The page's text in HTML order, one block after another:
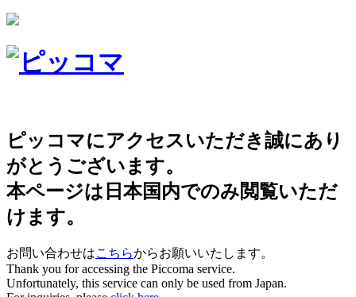
ピッコマにアクセスいただき誠にあり
がとうございます。
本ページは日本国内でのみ閲覧いただ
けます。
お問い合わせはこちらからお願いいたします。
Thank you for accessing the Piccoma service.
Unfortunately, this service can only be used from Japan.